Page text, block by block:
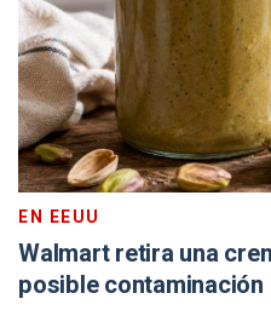
EN EEUU
Walmart retira una
posible